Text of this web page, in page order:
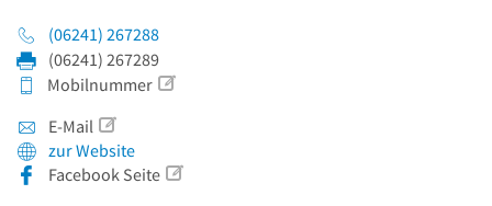
(06241) 267288
(06241) 267289
Mobilnummer
E-Mail
zur Website
Facebook Seite